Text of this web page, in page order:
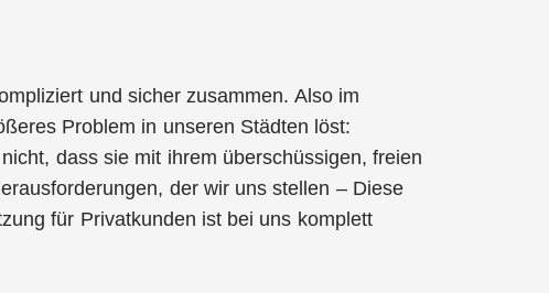
und sicher zusammen. Also im
Problem in unseren Städten löst:
dass sie mit ihrem überschüssigen, freien
der wir uns stellen – Diese
für Privatkunden ist bei uns komplett